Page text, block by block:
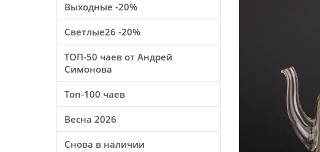
Выходные -20%
Светлые26 -20%
ТОП-50 чаев от Андрей
Симонова
Топ-100 чаев
Весна 2026
Снова в наличии